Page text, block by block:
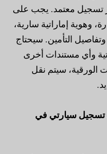
تسجيل معتمد. يجب على
وهوية إماراتية سارية،
التأمين. سيحتاج
وأي مستندات أخرى
الورقية، سيتم نقل
تسجيل سيارتي في